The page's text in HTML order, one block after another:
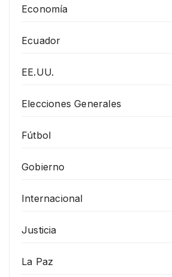
Economía
Ecuador
EE.UU.
Elecciones Generales
Fútbol
Gobierno
Internacional
Justicia
La Paz